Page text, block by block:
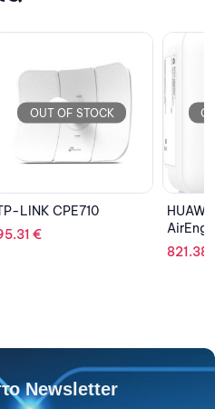
OUT OF STOCK
HUAWEI
AirEngine5761R-11
D-
Newsletter